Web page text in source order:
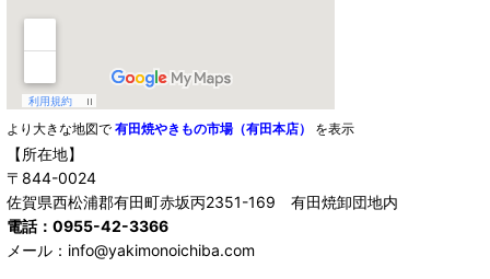
より大きな地図で 有田焼やきもの市場（有田本店） を表示
【所在地】
〒844-0024
佐賀県西松浦郡有田町赤坂丙2351-169 有田焼卸団地内
電話：0955-42-3366
メール：info@yakimonoichiba.com